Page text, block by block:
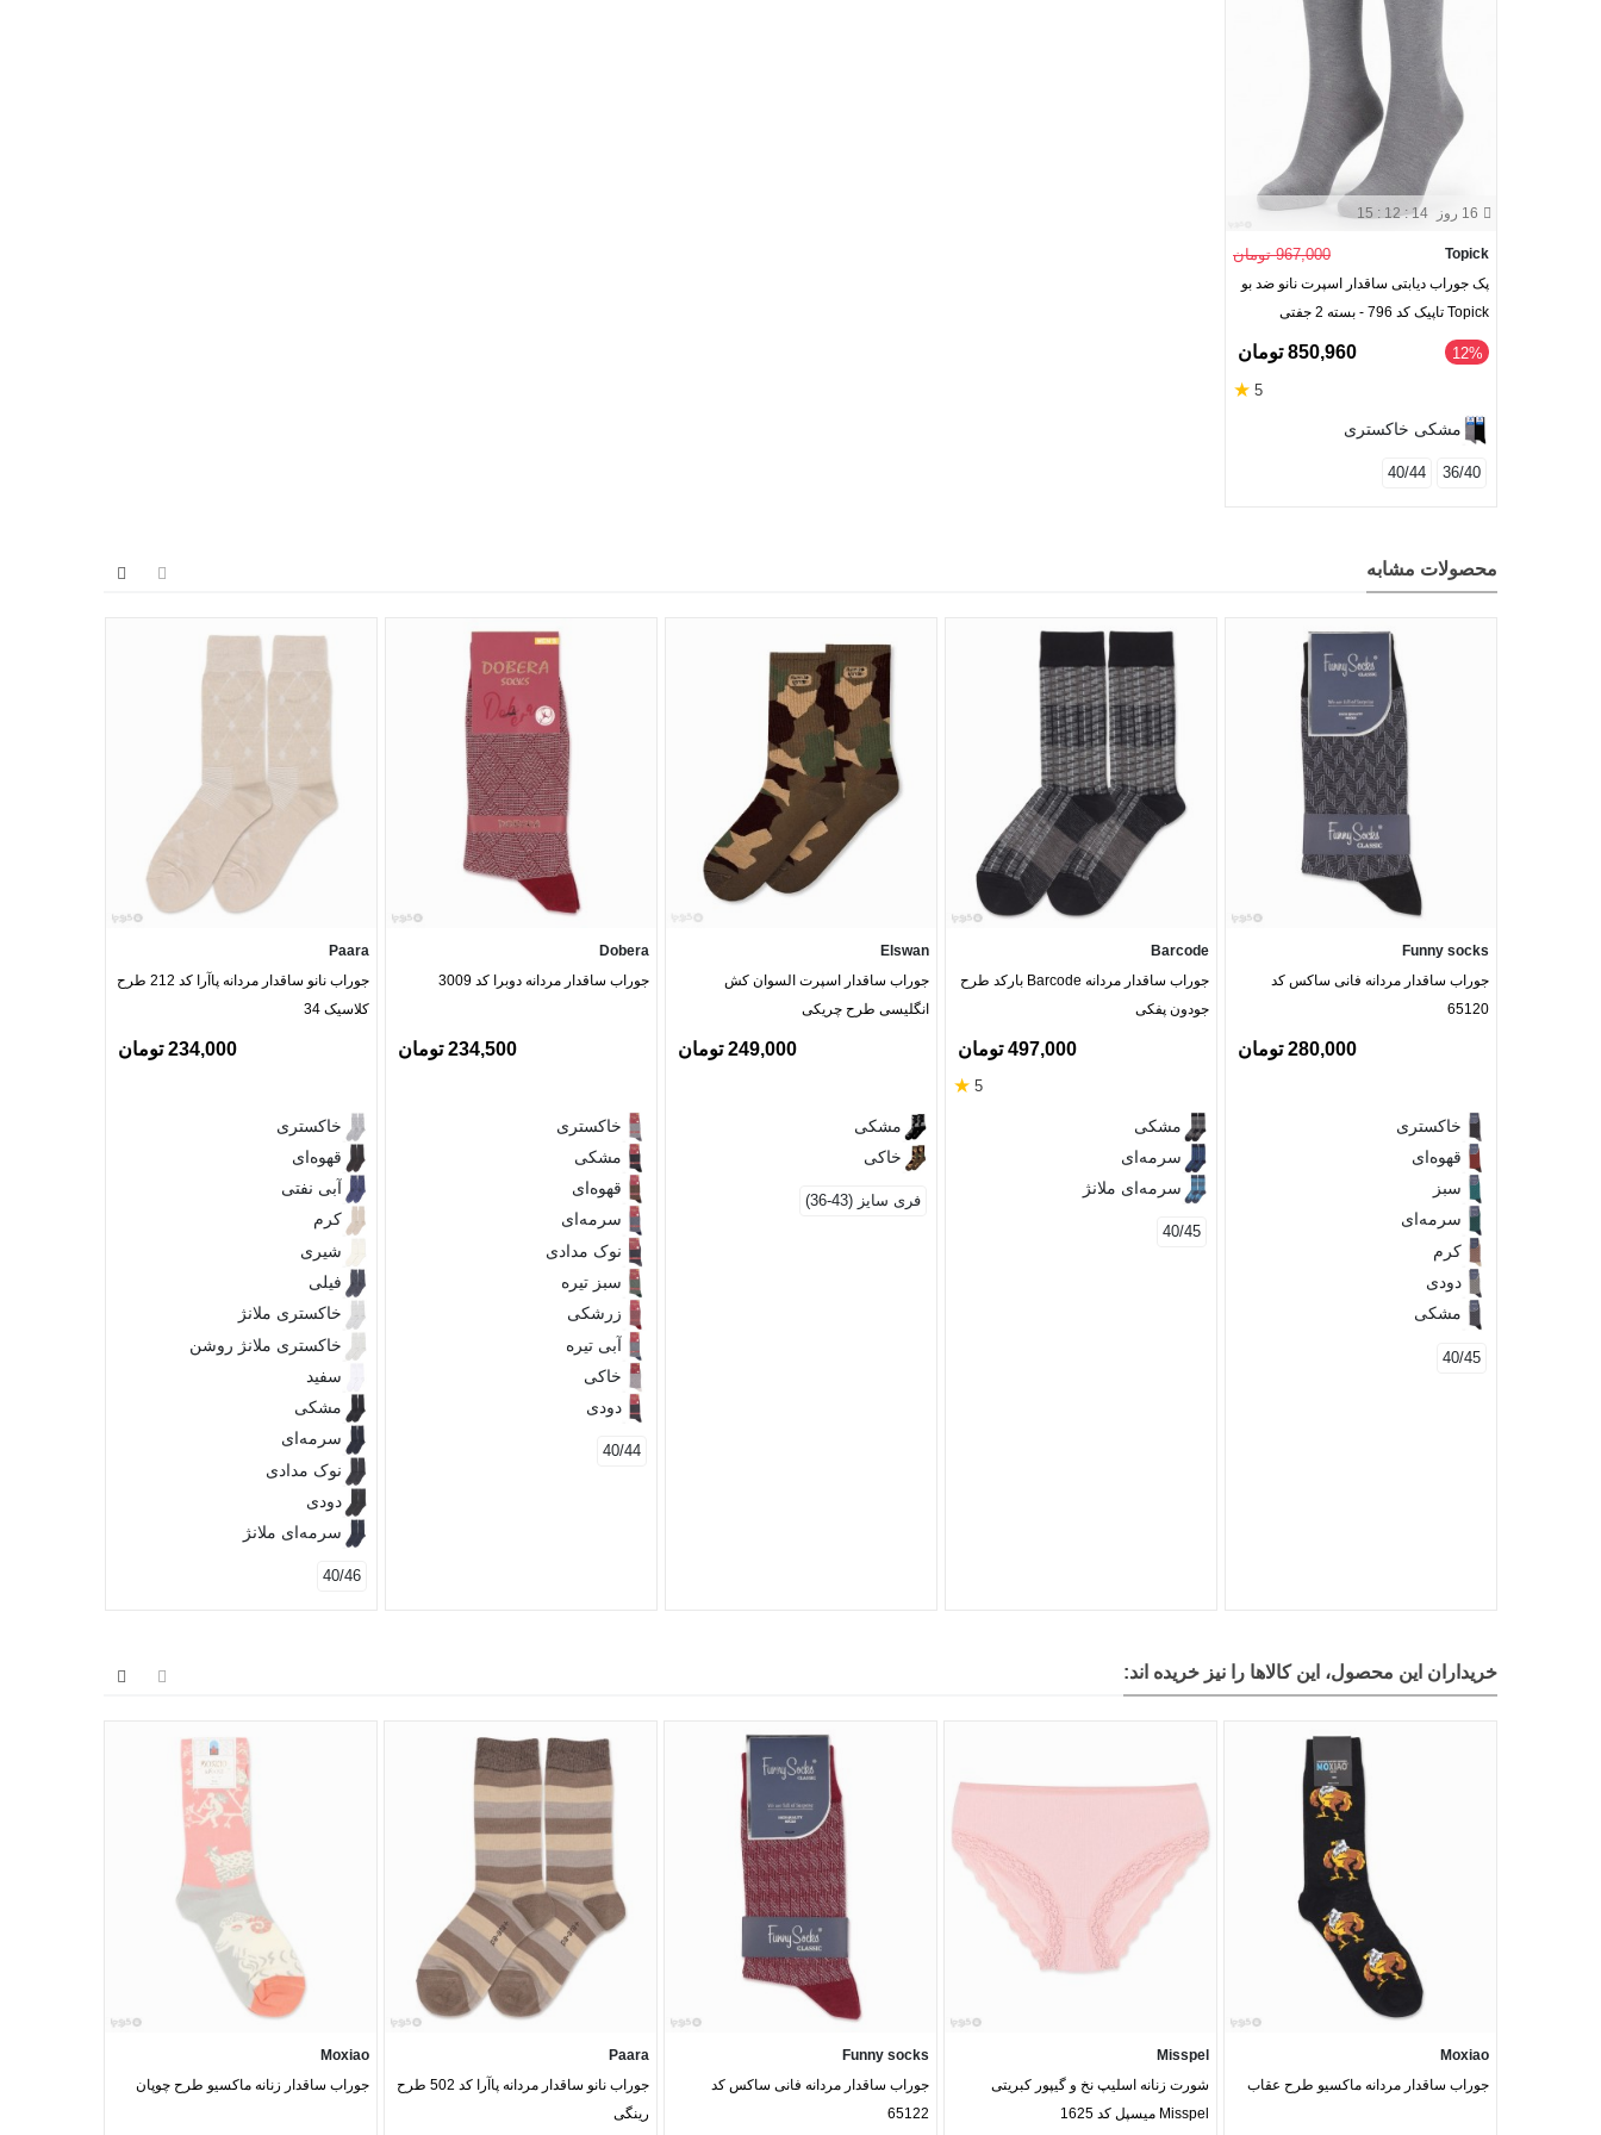
16 روز 15 : 12 : 13
Topick 967,000 تومان
پک جوراب دیابتی ساقدار اسپرت نانو ضد بو
Topick تاپیک کد 796 - بسته 2 جفتی
‎12% 850,960 تومان
5
★
مشکی خاکستری
36/40
40/44
محصولات مشابه
Funny socks
جوراب ساقدار مردانه فانی ساکس کد
65120
280,000 تومان
خاکستری
قهوه‌ای
سبز
سرمه‌ای
کرم
دودی
مشکی
40/45
Barcode
جوراب ساقدار مردانه Barcode بارکد طرح
جودون پفکی
497,000 تومان
5
★
مشکی
سرمه‌ای
سرمه‌ای ملانژ
40/45
Elswan
جوراب ساقدار اسپرت السوان کش
انگلیسی طرح چریکی
249,000 تومان
مشکی
خاکی
فری سایز (43-36)
Dobera
جوراب ساقدار مردانه دوبرا کد 3009
234,500 تومان
خاکستری
مشکی
قهوه‌ای
سرمه‌ای
نوک مدادی
سبز تیره
زرشکی
آبی تیره
خاکی
دودی
40/44
Paara
جوراب نانو ساقدار مردانه پاآرا کد 212 طرح
کلاسیک 34
234,000 تومان
خاکستری
قهوه‌ای
آبی نفتی
کرم
شیری
فیلی
خاکستری ملانژ
خاکستری ملانژ روشن
سفید
مشکی
سرمه‌ای
نوک مدادی
دودی
سرمه‌ای ملانژ
40/46
خریداران این محصول، این کالاها را نیز خریده اند:
Moxiao
جوراب ساقدار مردانه ماکسیو طرح عقاب
Misspel
شورت زنانه اسلیپ نخ و گیپور کبریتی
Misspel میسپل کد 1625
Funny socks
جوراب ساقدار مردانه فانی ساکس کد
65122
Paara
جوراب نانو ساقدار مردانه پاآرا کد 502 طرح
رینگی
Moxiao
جوراب ساقدار زنانه ماکسیو طرح چوپان